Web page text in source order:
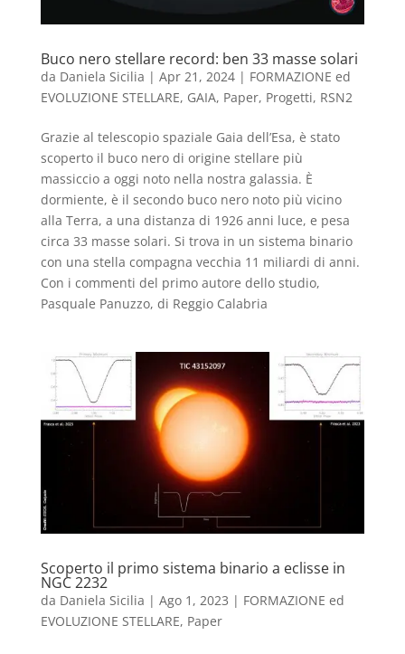
Buco nero stellare record: ben 33 masse solari
da Daniela Sicilia | Apr 21, 2024| FORMAZIONE ed
EVOLUZIONE STELLARE, GAIA, Paper, Progetti, RSN2
Grazie al telescopio spaziale Gaia dell’Esa, è stato
scoperto il buco nero di origine stellare più
massiccio a oggi noto nella nostra galassia. È
dormiente, è il secondo buco nero noto più vicino
alla Terra, a una distanza di 1926 anni luce, e pesa
circa 33 masse solari. Si trova in un sistema binario
con una stella compagna vecchia 11 miliardi di anni.
Con i commenti del primo autore dello studio,
Pasquale Panuzzo, di Reggio Calabria
Scoperto il primo sistema binario a eclisse in
NGC 2232
da Daniela Sicilia | Ago 1, 2023 | FORMAZIONE ed
EVOLUZIONE STELLARE, Paper